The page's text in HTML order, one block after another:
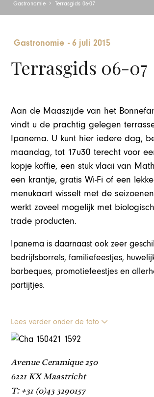
Gastronomie Terrasgids 06-07
Gastronomie -6 juli 2015
Terrasgids 06-07
Aan de Maaszijde van het
vindt u de prachtig gelegen
Ipanema. U kunt hier iedere dag,
maandag, tot 17u30 terecht voor
kopje koffie, een stuk vlaai van
een krantje, gratis Wi-Fi of een
menukaart wisselt met de
werkt zoveel mogelijk met
trade producten.
Ipanema is daarnaast ook zeer
bedrijfsborrels, familiefeestjes,
barbeques, promotiefeestjes en
partijtjes.
Lees verder onder de foto
Avenue Ceramique 250
6221 KX Maastricht
T: +31 (0)43 3290157